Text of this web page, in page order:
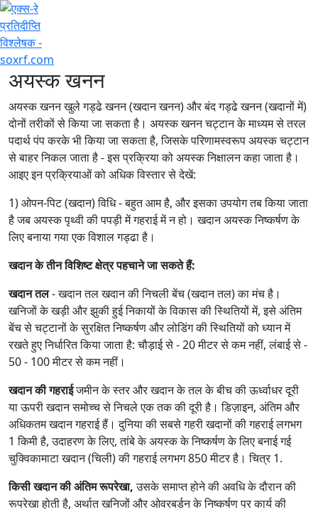
अयस्क खनन
अयस्क खनन खुले गड्ढे खनन (खदान खनन) और बंद गड्ढे खनन (खदानों में)
दोनों तरीकों से किया जा सकता है। अयस्क खनन चट्टान के माध्यम से तरल
पदार्थ पंप करके भी किया जा सकता है, जिसके परिणामस्वरूप अयस्क चट्टान
से बाहर निकल जाता है - इस प्रक्रिया को अयस्क निक्षालन कहा जाता है।
आइए इन प्रक्रियाओं को अधिक विस्तार से देखें:
1) ओपन-पिट (खदान) विधि - बहुत आम है, और इसका उपयोग तब किया जाता
है जब अयस्क पृथ्वी की पपड़ी में गहराई में न हो। खदान अयस्क निष्कर्षण के
लिए बनाया गया एक विशाल गड्ढा है।
खदान के तीन विशिष्ट क्षेत्र पहचाने जा सकते हैं:
खदान तल- खदान तल खदान की निचली बेंच (खदान तल) का मंच है।
खनिजों के खड़ी और झुकी हुई निकायों के विकास की स्थितियों में, इसे अंतिम
बेंच से चट्टानों के सुरक्षित निष्कर्षण और लोडिंग की स्थितियों को ध्यान में
रखते हुए निर्धारित किया जाता है: चौड़ाई से - 20 मीटर से कम नहीं, लंबाई से -
50 - 100 मीटर से कम नहीं।
खदान की गहराईजमीन के स्तर और खदान के तल के बीच की ऊर्ध्वाधर दूरी
या ऊपरी खदान समोच्च से निचले एक तक की दूरी है। डिज़ाइन, अंतिम और
अधिकतम खदान गहराई हैं। दुनिया की सबसे गहरी खदानों की गहराई लगभग
1 किमी है, उदाहरण के लिए, तांबे के अयस्क के निष्कर्षण के लिए बनाई गई
चुक्विकामाटा खदान (चिली) की गहराई लगभग 850 मीटर है। चित्र 1.
किसी खदान की अंतिम रूपरेखा,उसके समाप्त होने की अवधि के दौरान की
रूपरेखा होती है, अर्थात खनिजों और ओवरबर्डन के निष्कर्षण पर कार्य की